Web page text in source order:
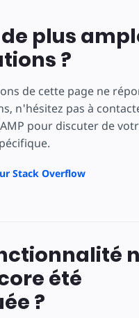
plus
?
de cette page ne
n'hésitez pas à
pour discuter de
Stack Overflow
été
?